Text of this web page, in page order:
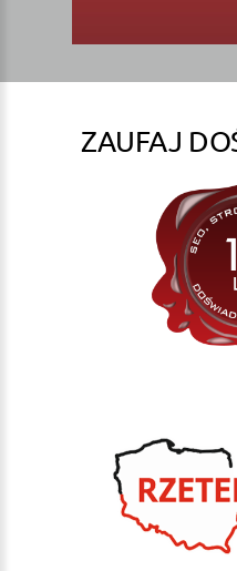
ZAUFAJ